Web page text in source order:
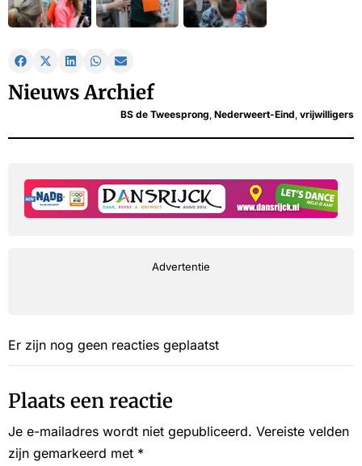
Nieuws Archief
BS de Tweesprong Nederweert-Eind vrijwilligers
Advertentie
Er zijn nog geen reacties geplaatst
Plaats een reactie
Je e-mailadres wordt niet gepubliceerd. Vereiste velden
zijn gemarkeerd met *